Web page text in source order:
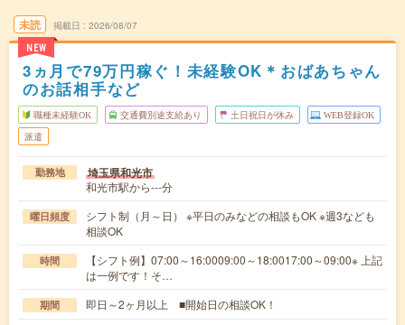
未読
NEW
掲載日 2026/08/07
3ヵ月で79万円稼ぐ！未経験OK＊おばあちゃん
のお話相手など
職種未経験OK 交通費別途支給あり 土日祝日が休み WEB登録OK
派遣
勤務地 埼玉県和光市
和光市駅から---分
曜日頻度
シフト制（月～日） ※平日のみなどの相談もOK ※週3なども
相談OK
時間
【シフト例】07:00～16:0009:00～18:0017:00～09:00※ 上記
は一例です！そ…
期間 即日～2ヶ月以上 ■開始日の相談OK！